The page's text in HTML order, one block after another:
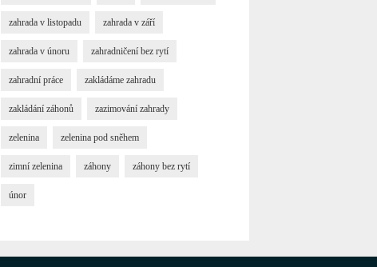
zahrada v listopadu zahrada v září
zahrada v únoru zahradničení bez rytí
zahradní práce zakládáme zahradu
zakládání záhonů zazimování zahrady
zelenina zelenina pod sněhem
zimní zelenina záhony záhony bez rytí
únor